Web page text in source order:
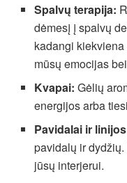
Spalvų terapija:
dėmesį į spalvų
kadangi
mūsų emocijas
Kvapai: Gėlių
energijos arba
Pavidalai ir
pavidalų ir
jūsų interjerui.